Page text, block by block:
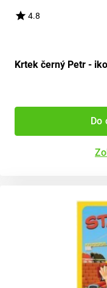
4.8
Krtek černý Petr -
Do